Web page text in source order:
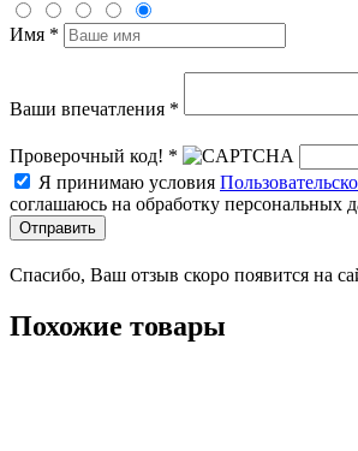
Имя *
Ваши впечатления *
Проверочный код! *
Я принимаю условия
соглашаюсь на обработку персональных
Отправить
Спасибо, Ваш отзыв скоро появится на
Похожие товары